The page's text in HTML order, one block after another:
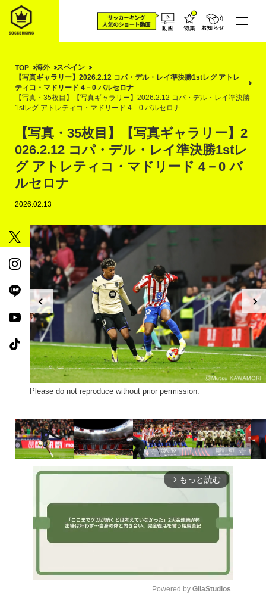
TOP 海外
スペイン
【写真ギャラリー】2026.2.12 コパ・デル・レイ準決勝1stレグ アトレ
ティコ・マドリード 4－0 バルセロナ
【写真・35枚目】【写真ギャラリー】2026.2.12 コパ・デル・レイ準決勝
1stレグ アトレティコ・マドリード 4－0 バルセロナ
【写真・35枚目】【写真ギャラリー】2
026.2.12 コパ・デル・レイ準決勝1stレ
グ アトレティコ・マドリード 4－0 バ
ルセロナ
2026.02.13
Please do not reproduce without prior permission.
arrow_forward_ios もっと読む
Powered by GliaStudios